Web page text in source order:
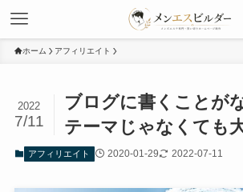
ホーム アフィリエイト
ブログに書くことが
テーマじゃなくても大
2022
7/11
アフィリエイト 2020-01-29 2022-07-11